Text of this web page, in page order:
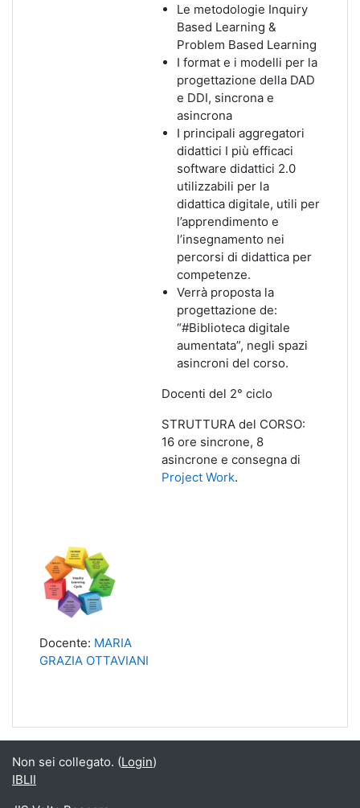
Le metodologie Inquiry
Based Learning &
Problem Based Learning
I format e i modelli per la
progettazione della DAD
e DDI, sincrona e
asincrona
I principali aggregatori
didattici I più efficaci
software didattici 2.0
utilizzabili per la
didattica digitale, utili per
l’apprendimento e
l’insegnamento nei
percorsi di didattica per
competenze.
Verrà proposta la
progettazione de:
“#Biblioteca digitale
aumentata”, negli spazi
asincroni del corso.
Docenti del 2° ciclo
STRUTTURA del CORSO:
16 ore sincrone, 8
asincrone e consegna di
Project Work.
Docente: MARIA
GRAZIA OTTAVIANI
Non sei collegato. (Login)
IBLII